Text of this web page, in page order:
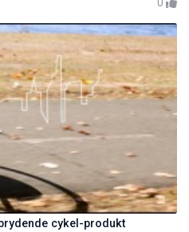
cykel-produkt